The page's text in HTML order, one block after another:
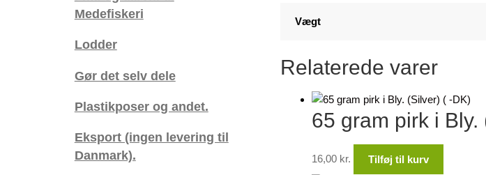
Vægt
Relaterede varer
65 gram pirk i Bly.
16,00 kr. Tilføj til kurv
Medefiskeri
Lodder
Gør det selv dele
Plastikposer og andet.
Eksport (ingen levering til
Danmark).